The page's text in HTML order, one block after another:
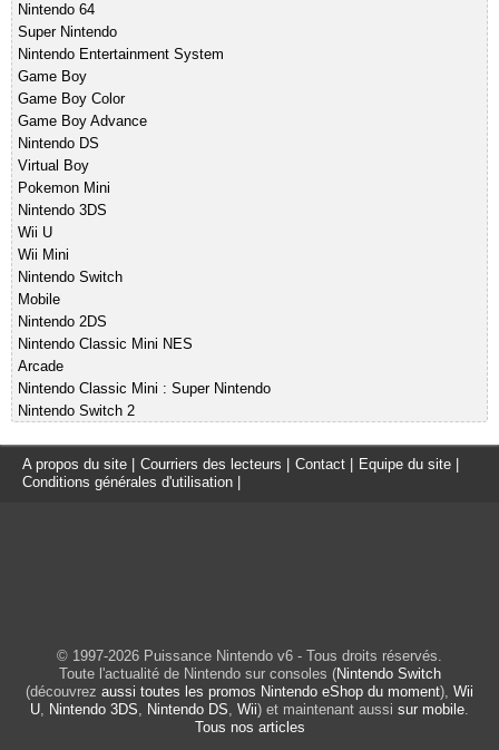
Nintendo 64
Super Nintendo
Nintendo Entertainment System
Game Boy
Game Boy Color
Game Boy Advance
Nintendo DS
Virtual Boy
Pokemon Mini
Nintendo 3DS
Wii U
Wii Mini
Nintendo Switch
Mobile
Nintendo 2DS
Nintendo Classic Mini NES
Arcade
Nintendo Classic Mini : Super Nintendo
Nintendo Switch 2
A propos du site Courriers des lecteurs Contact Equipe du site
Conditions générales d'utilisation
© 1997-2026 Puissance Nintendo v6 - Tous droits réservés.
Toute l'actualité de Nintendo sur consoles (Nintendo Switch
(découvrez aussi toutes les promos Nintendo eShop du moment), Wii
U, Nintendo 3DS, Nintendo DS, Wii) et maintenant aussi sur mobile.
Tous nos articles